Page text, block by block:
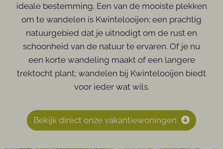
ideale bestemming. Een van de mooiste plekken
om te wandelen is Kwintelooijen; een prachtig
natuurgebied dat je uitnodigt om de rust en
schoonheid van de natuur te ervaren. Of je nu
een korte wandeling maakt of een langere
trektocht plant; wandelen bij Kwintelooijen biedt
voor ieder wat wils.
Bekijk direct onze vakantiewoningen